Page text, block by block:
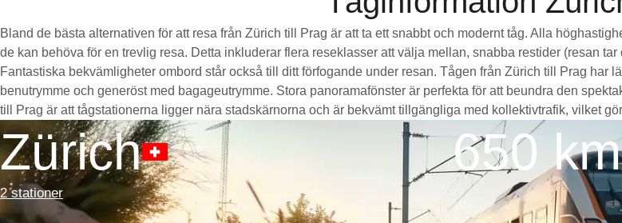
Bland de bästa alternativen för att resa från Zürich till Prag är att ta ett snabbt och modernt tåg. Alla
de kan behöva för en trevlig resa. Detta inkluderar flera reseklasser att välja mellan, snabba restider (resan
Fantastiska bekvämligheter ombord står också till ditt förfogande under resan. Tågen från Zürich till Prag har
benutrymme och generöst med bagageutrymme. Stora panoramafönster är perfekta för att beundra den
till Prag är att tågstationerna ligger nära stadskärnorna och är bekvämt tillgängliga med kollektivtrafik, vilket
Zürich
2 stationer
650 km